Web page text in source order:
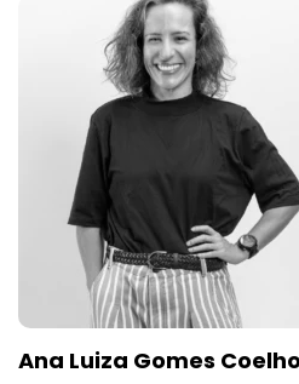
Ana Luiza Gomes Coelho